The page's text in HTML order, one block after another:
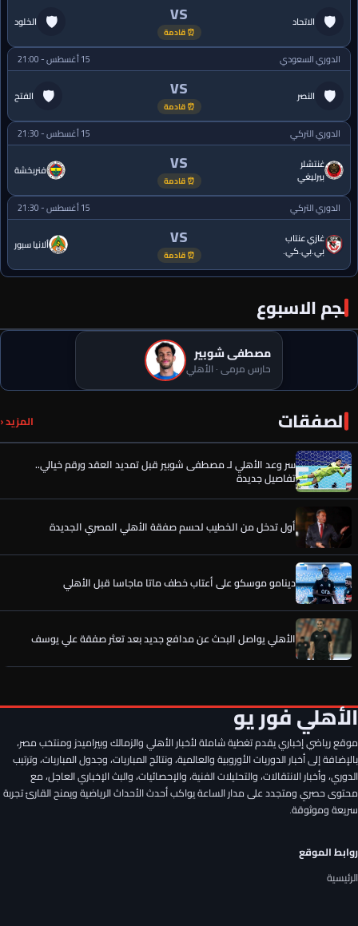
🛡 الاتحاد VS
⏰ قادمة
الخلود 🛡
الدوري السعودي 15 أغسطس - 21:00
🛡 النصر VS
⏰ قادمة
الفتح 🛡
الدوري التركي
15 أغسطس - 21:30
غنتشلر
بيرليغي
VS
⏰ قادمة
فنربخشة
الدوري التركي
15 أغسطس - 21:30
غازي عنتاب
بي.بي.كي.
VS
⏰ قادمة
ألانيا سبور
نجم الاسبوع
مصطفى شوبير
حارس مرمى · الأهلي
الصفقات المزيد ‹
تفاصيل جديدة
رسميًا.. إمام عاشور يوافق على تمديد عقده مع الأهلي حتى 2030
سر وعد الأهلي لـ مصطفى شوبير قبل تمديد العقد ورقم خيالي..
تفاصيل جديدة
الأهلي فور يو
موقع رياضي إخباري يقدم تغطية شاملة لأخبار الأهلي والزمالك وبيراميدز ومنتخب مصر،
بالإضافة إلى أخبار الدوريات الأوروبية والعالمية، ونتائج المباريات، وجدول المباريات، وترتيب
الدوري، وأخبار الانتقالات، والتحليلات الفنية، والإحصائيات، والبث الإخباري العاجل، مع
محتوى حصري ومتجدد على مدار الساعة يواكب أحدث الأحداث الرياضية ويمنح القارئ تجربة
سريعة وموثوقة.
روابط الموقع
الرئيسية